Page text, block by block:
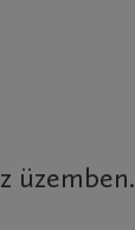
üzemben.